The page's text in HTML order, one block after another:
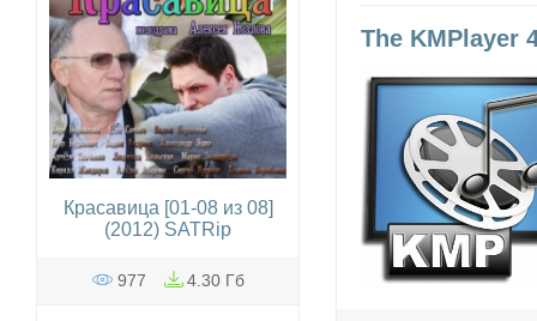
The KMPlayer
Красавица [01-08 из 08]
(2012) SATRip
977 4.30 Гб